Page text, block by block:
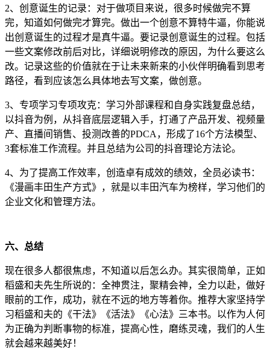
2、创意诞生的记录：对于做项目来说，很多时候做完不算
完，知道如何做完才算完。做出一个创意不算特牛逼，你能说
出创意诞生的过程才是真牛逼。要记录创意诞生的过程。包括
一些文案修改前后对比，详细说明修改的原因，为什么要这么
改。记录这些的价值就在于让未来新来的小伙伴明确看到思考
路径，看到应该怎么具体地去写文案，做创意。
3、专项学习专项攻克：学习外部课程和自身实践复盘总结，
以抖音为例，从抖音底层逻辑入手，打通了产品开发、视频量
产、直播间销售、投测改善的PDCA，形成了16个方法模型、
3套标准工作流程。并且总结为公司的抖音理论方法论。
4、为了提高工作效率，创造卓有成效的绩效，全员必读书：
《漫画丰田生产方式》，就是以丰田汽车为榜样，学习他们的
企业文化和管理方法。
六、总结
现在很多人都很焦虑，不知道以后怎么办。其实很简单，正如
稻盛和夫先生所说的：全神贯注，聚精会神，全力以赴，做好
眼前的工作，成功，就在不远的地方等着你。推荐大家坚持学
习稻盛和夫的《干法》《活法》《心法》三本书。以作为人何
为正确为判断事物的标准，提高心性，磨练灵魂，我们的人生
就会越来越美好！